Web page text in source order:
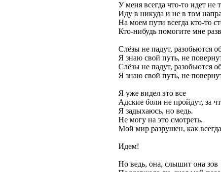
У меня всегда что-то идет не
Иду в никуда и не в том
На моем пути всегда кто-то
Кто-нибудь помогите мне
Слёзы не падут, разобьются
Я знаю свой путь, не
Слёзы не падут, разобьются
Я знаю свой путь, не
Я уже видел это все
Адские боли не пройдут, за
Я задыхаюсь, но ведь.
Не могу на это смотреть.
Мой мир разрушен, как
Идем!
Но ведь, она, слышит она зов